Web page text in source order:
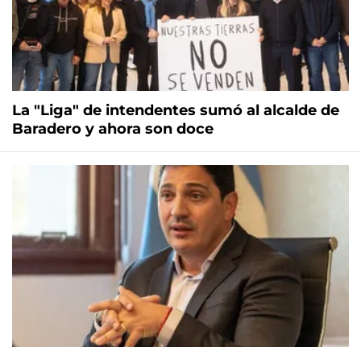
La "Liga" de intendentes sumó al alcalde de
Baradero y ahora son doce